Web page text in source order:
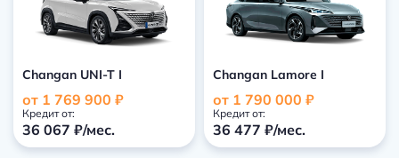
Changan UNI-T I
от 1 769 900 ₽
Кредит от:
36 067 ₽/мес.
Changan Lamore I
от 1 790 000 ₽
Кредит от:
36 477 ₽/мес.